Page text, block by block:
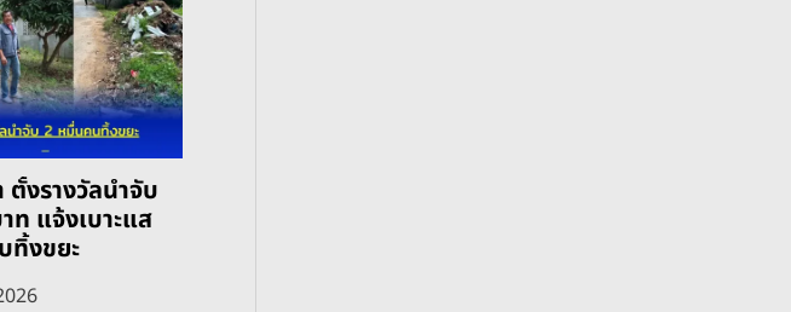
งรางวัลนำจับ
ท แจ้งเบาะแส
ทิ้งขยะ